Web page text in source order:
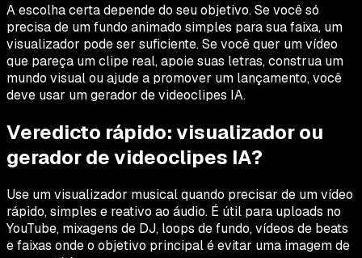
A escolha certa depende do seu objetivo. Se você só
precisa de um fundo animado simples para sua faixa, um
visualizador pode ser suficiente. Se você quer um vídeo
que pareça um clipe real, apoie suas letras, construa um
mundo visual ou ajude a promover um lançamento, você
deve usar um gerador de videoclipes IA.
Veredicto rápido: visualizador ou
gerador de videoclipes IA?
Use um visualizador musical quando precisar de um vídeo
rápido, simples e reativo ao áudio. É útil para uploads no
YouTube, mixagens de DJ, loops de fundo, vídeos de beats
e faixas onde o objetivo principal é evitar uma imagem de